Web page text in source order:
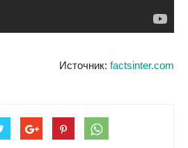
Источник: factsinter.com